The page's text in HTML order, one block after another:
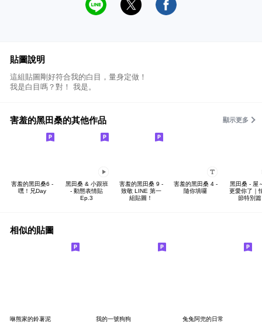
貼圖說明
這組貼圖剛好符合我的白目，量身定做！
我是白目嗎？對！ 我是。
害羞的黑田桑的其他作品 顯示更多
害羞的黑田桑6 -
嘿！兄Day
黑田桑 & 小跟班
- 動態表情貼
Ep.3
害羞的黑田桑 9 -
致敬 LINE 第一
組貼圖！
害羞的黑田桑 4 -
隨你填囉
黑田桑 - 屋
更愛你了｜
節特別篇
相似的貼圖
咻熊家的鈴薯泥 我的一號狗狗 兔兔阿兜的日常